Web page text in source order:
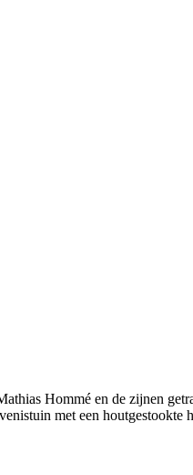
Hommé en de zijnen
met een houtgestookte